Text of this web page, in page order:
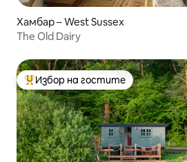
Хамбар – West Sussex
The Old Dairy
Най-популярен избор на гостите
Избор на гостите